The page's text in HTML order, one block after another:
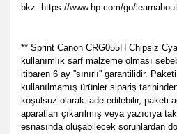
bkz. https://www.hp.com/go/
** Sprint Canon CRG055H Chipsiz
kullanımlık sarf malzeme olması
itibaren 6 ay ''sınırlı'' garantilidir.
kullanılmamış ürünler sipariş
koşulsuz olarak iade edilebilir, paketi
aparatları çıkarılmış veya yazıcıya
esnasında oluşabilecek sorunlardan